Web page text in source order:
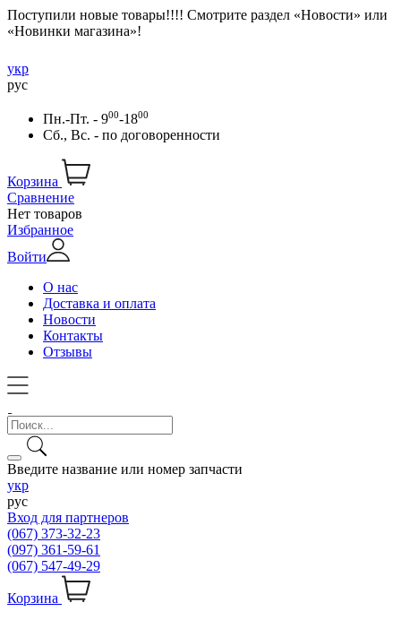
Поступили новые товары!!!! Смотрите раздел «Новости» или
«Новинки магазина»!
укр
рус
Пн.-Пт. - 900-1800
Сб., Вс. - по договоренности
Корзина
Сравнение
Нет товаров
Избранное
Войти
О нас
Доставка и оплата
Новости
Контакты
Отзывы
Введите название или номер запчасти
укр
рус
Вход для партнеров
(067) 373-32-23
(097) 361-59-61
(067) 547-49-29
Корзина